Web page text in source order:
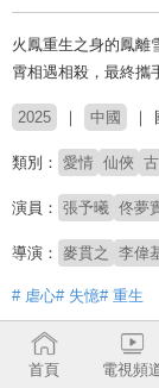
火鳳重生之身的鳳離
霄相遇相殺，最終攜
2025 中國
類別： 愛情 仙俠
演員： 張予曦 佟夢
導演： 麥貫之 李偉
# 虐心# 失憶# 重生
首頁
電視頻